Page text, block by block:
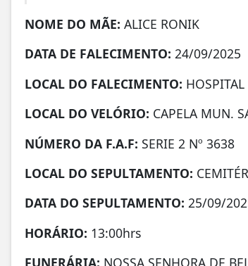
NOME DO MÃE: ALICE RONIK
DATA DE FALECIMENTO: 24/09/2025
LOCAL DO FALECIMENTO: HOSPITAL
LOCAL DO VELÓRIO: CAPELA MUN.
NÚMERO DA F.A.F: SERIE 2 Nº 3638
LOCAL DO SEPULTAMENTO:
DATA DO SEPULTAMENTO: 25/09/
HORÁRIO: 13:00hrs
FUNERÁRIA: NOSSA SENHORA DE